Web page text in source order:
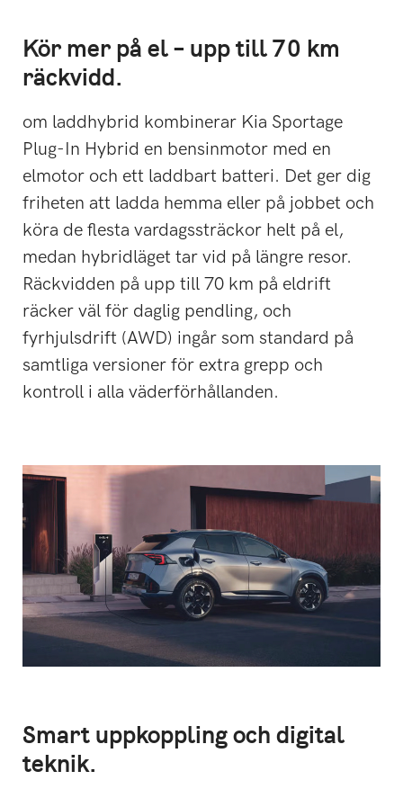
Kör mer på el – upp till 70 km
räckvidd.
om laddhybrid kombinerar Kia Sportage
Plug-In Hybrid en bensinmotor med en
elmotor och ett laddbart batteri. Det ger dig
friheten att ladda hemma eller på jobbet och
köra de flesta vardagssträckor helt på el,
medan hybridläget tar vid på längre resor.
Räckvidden på upp till 70 km på eldrift
räcker väl för daglig pendling, och
fyrhjulsdrift (AWD) ingår som standard på
samtliga versioner för extra grepp och
kontroll i alla väderförhållanden.
Smart uppkoppling och digital
teknik.